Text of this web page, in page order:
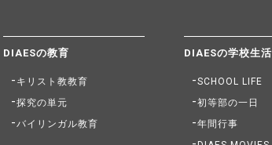
DIAESの教育
キリスト教教育
探究の単元
バイリンガル教育
DIAESの学校生活
SCHOOL LIFE
初等部の一日
年間行事